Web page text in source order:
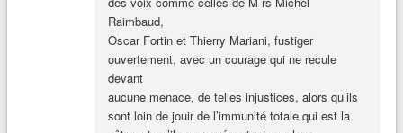
Raimbaud,
Oscar Fortin et Thierry Mariani, fustiger
ouvertement, avec un courage qui ne recule
devant
aucune menace, de telles injustices, alors qu’ils
sont loin de jouir de l’immunité totale qui est la